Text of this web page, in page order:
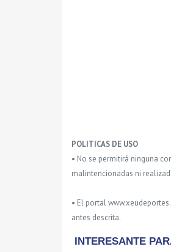
POLITICAS DE USO
• No se permitirá ninguna
malintencionadas ni
• El portal
antes descrita.